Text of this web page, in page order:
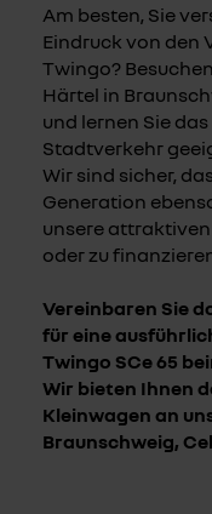
Am besten, Sie
Eindruck von den
Twingo?
Härtel in
und lernen Sie
Stadtverkehr
Wir sind sicher,
Generation
unsere
oder zu
Vereinbaren Sie
für eine
Twingo SCe 65
Wir bieten Ihnen
Kleinwagen an
Braunschweig,